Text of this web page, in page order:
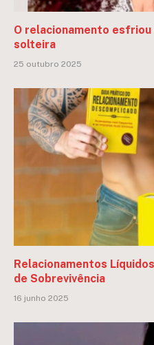
O relacionamento
solteira
25 outubro 2025
Relacionamentos
de Sobrevivência
16 junho 2025